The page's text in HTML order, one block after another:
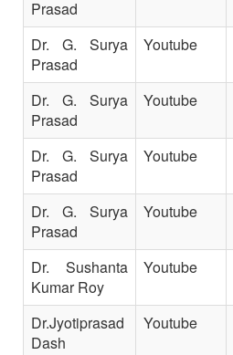
Prasad
Dr. G. Surya
Prasad
Youtube
Dr. G. Surya
Prasad
Youtube
Dr. G. Surya
Prasad
Youtube
Dr. G. Surya
Prasad
Youtube
Dr. Sushanta
Kumar Roy
Youtube
Dr.Jyotiprasad
Dash
Youtube